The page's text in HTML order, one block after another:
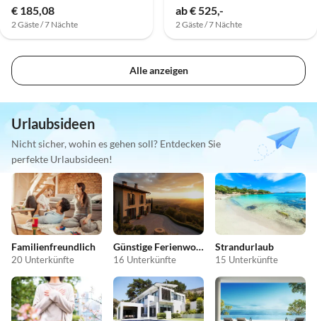
€ 185,08
2 Gäste / 7 Nächte
ab € 525,-
2 Gäste / 7 Nächte
Alle anzeigen
Urlaubsideen
Nicht sicher, wohin es gehen soll? Entdecken Sie
perfekte Urlaubsideen!
Familienfreundlich
20 Unterkünfte
Günstige Ferienwohnungen
16 Unterkünfte
Strandurlaub
15 Unterkünfte